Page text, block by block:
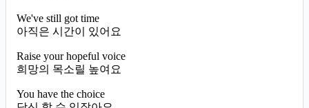
We've still got time
아직은 시간이 있어요
Raise your hopeful voice
희망의 목소릴 높여요
You have the choice